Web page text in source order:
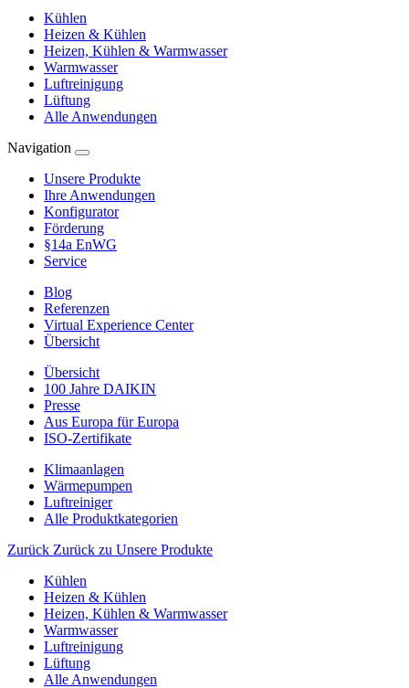
Kühlen
Heizen & Kühlen
Heizen, Kühlen & Warmwasser
Warmwasser
Luftreinigung
Lüftung
Alle Anwendungen
Navigation
Unsere Produkte
Ihre Anwendungen
Konfigurator
Förderung
§14a EnWG
Service
Blog
Referenzen
Virtual Experience Center
Übersicht
Übersicht
100 Jahre DAIKIN
Presse
Aus Europa für Europa
ISO-Zertifikate
Klimaanlagen
Wärmepumpen
Luftreiniger
Alle Produktkategorien
Zurück Zurück zu Unsere Produkte
Kühlen
Heizen & Kühlen
Heizen, Kühlen & Warmwasser
Warmwasser
Luftreinigung
Lüftung
Alle Anwendungen